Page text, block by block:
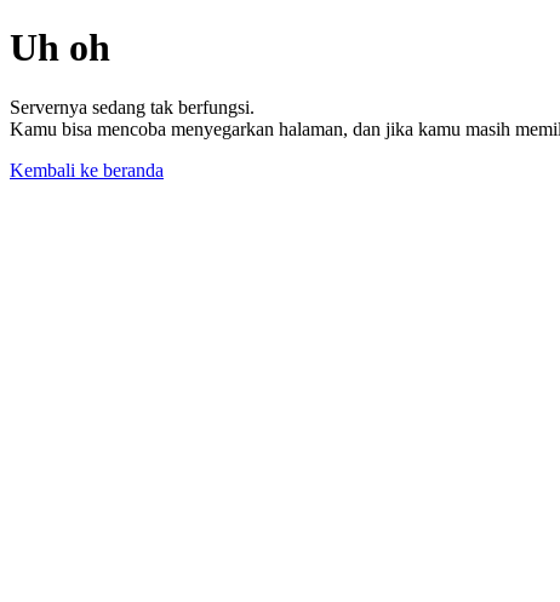
Uh oh
Servernya sedang tak berfungsi.
Kamu bisa mencoba menyegarkan halaman, dan jika kamu masih
Kembali ke beranda